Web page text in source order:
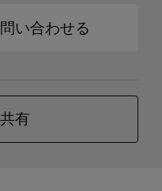
い合わせる
有